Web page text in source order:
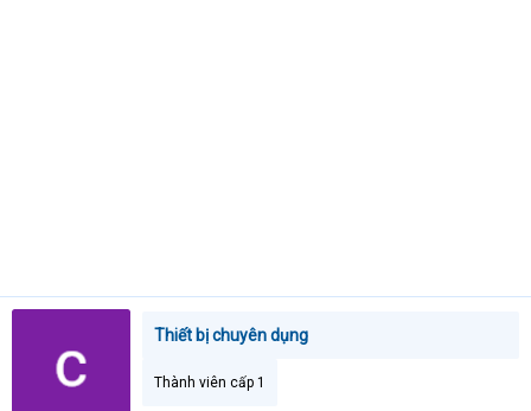
Thiết bị chuyên dụng
Thành viên cấp 1